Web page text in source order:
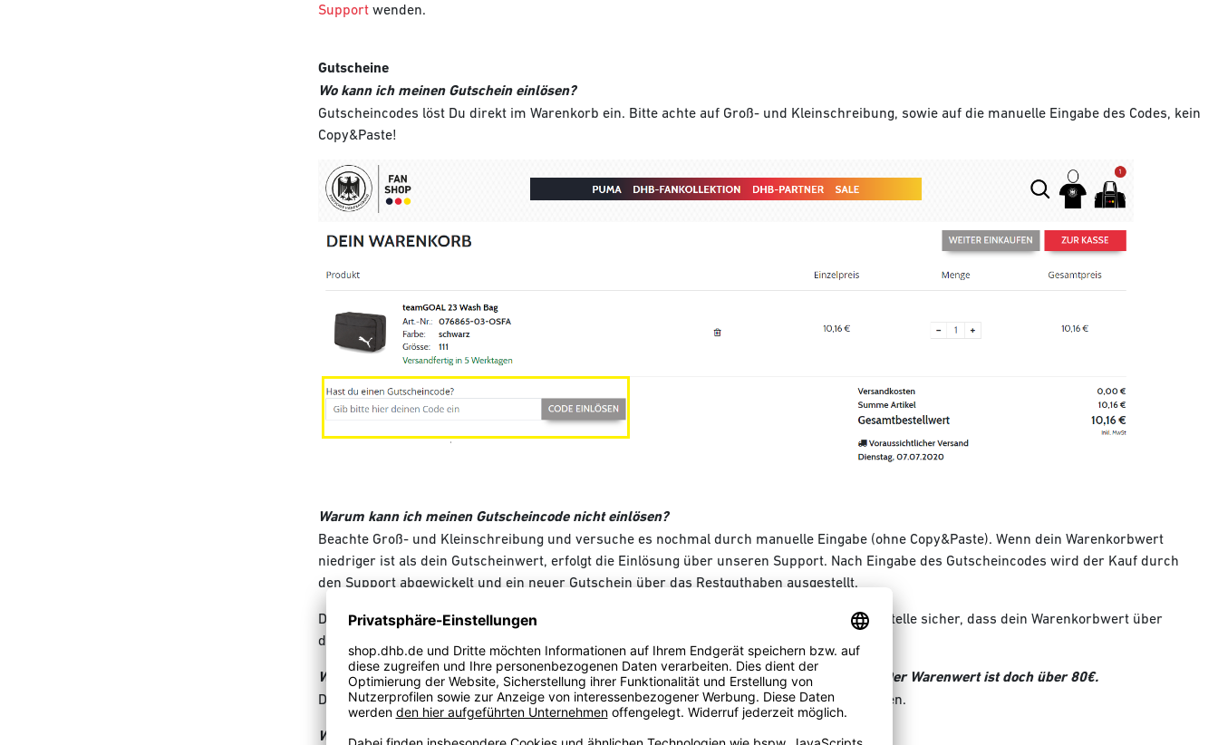
Support wenden.
Gutscheine
Wo kann ich meinen Gutschein einlösen?
Gutscheincodes löst Du direkt im Warenkorb ein. Bitte achte auf Groß- und Kleinschreibung, sowie auf die manuelle Eingabe des Codes, kein
Copy&Paste!
Warum kann ich meinen Gutscheincode nicht einlösen?
Beachte Groß- und Kleinschreibung und versuche es nochmal durch manuelle Eingabe (ohne Copy&Paste). Wenn dein Warenkorbwert
niedriger ist als dein Gutscheinwert, erfolgt die Einlösung über unseren Support. Nach Eingabe des Gutscheincodes wird der Kauf durch
den Support abgewickelt und ein neuer Gutschein über das Restguthaben ausgestellt.
Der Gutschein für die Anmeldung zum Newsletter, gilt erst ab einem Warenwert von 40€. Stelle sicher, dass dein Warenkorbwert über
diesem Betrag liegt.
Warum muss ich Versandkosten zahlen, nachdem ich meinen Gutschein eingelöst habe? Der Warenwert ist doch über 80€.
Der Gutschein mindert den Warenwert und wir berechnen unterhalb von 80€ Versandkosten.
Warum wurden mir 5€ zu wenig erstattet?